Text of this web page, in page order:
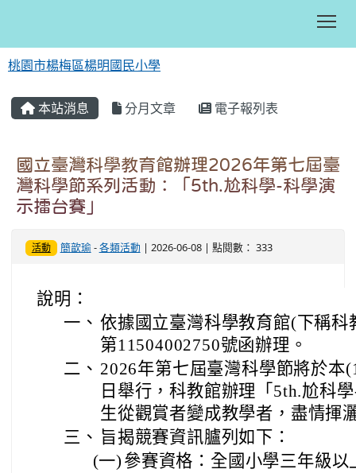
桃園市楊梅區楊明國民小學
本站消息 分月文章 電子報列表
國立臺灣科學教育館辦理2026年第七屆臺
灣科學節系列活動：「5th.尬科學-科學演
示擂台賽」
活動 簡歆瑜-各類活動 | 2026-06-08 | 點閱數： 333
說明：
一、 依據國立臺灣科學教育館(下稱
第11504002750號函辦理。
二、 2026年第七屆臺灣科學節將於本
日舉行，科教館辦理「5th.尬科
生從觀賞者變成教學者，盡情揮
三、 旨揭競賽資訊臚列如下：
(一) 參賽資格：全國小學三年級